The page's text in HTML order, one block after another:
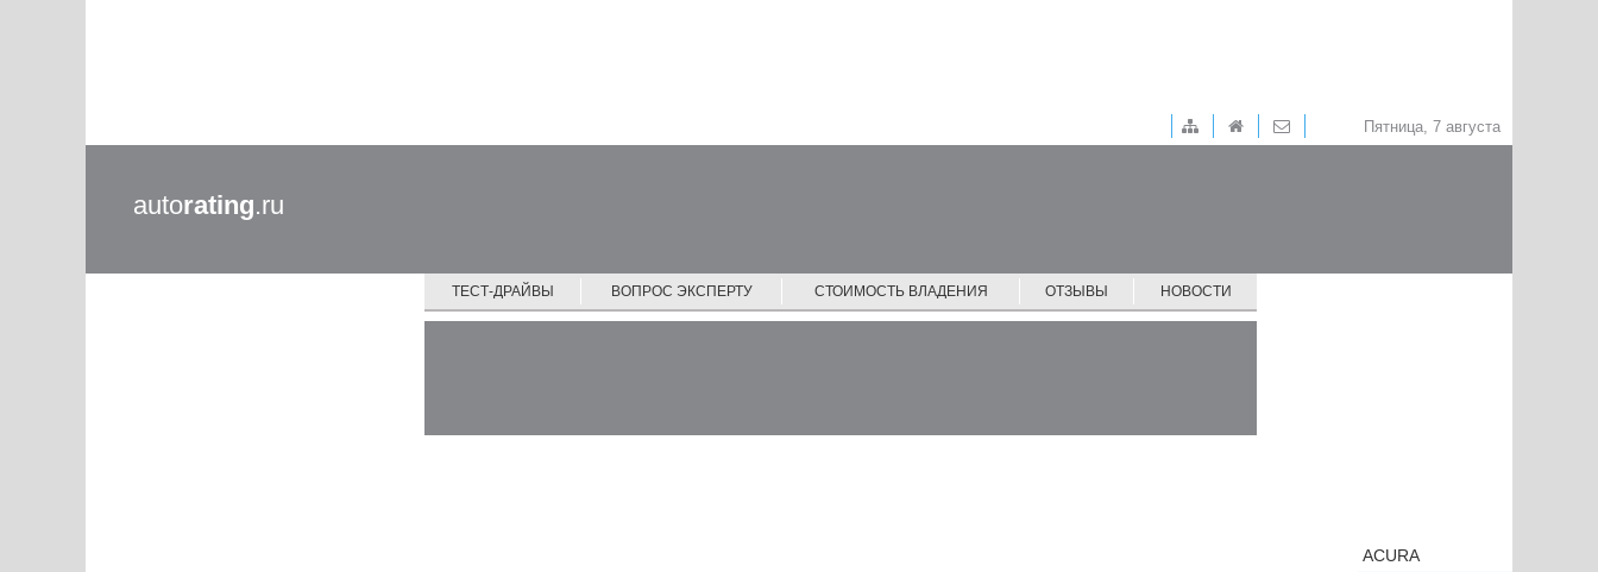
Пятница, 7 августа
autorating.ru
ТЕСТ-ДРАЙВЫ ВОПРОС ЭКСПЕРТУ СТОИМОСТЬ ВЛАДЕНИЯ ОТЗЫВЫ НОВОСТИ
ACURA